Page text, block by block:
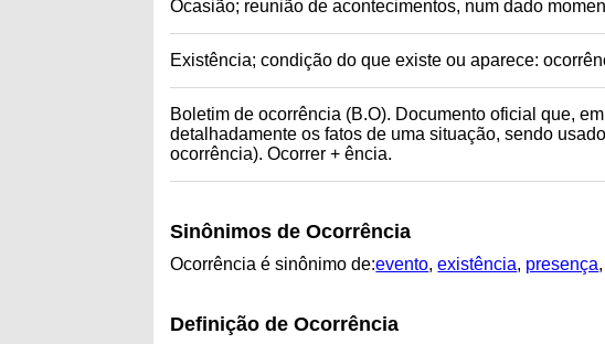
Ocasião; reunião de acontecimentos, num dado
Existência; condição do que existe ou aparece:
Boletim de ocorrência (B.O). Documento oficial que,
detalhadamente os fatos de uma situação, sendo
ocorrência). Ocorrer + ência.
Sinônimos de Ocorrência
Ocorrência é sinônimo de:evento,existência, presença
Definição de Ocorrência